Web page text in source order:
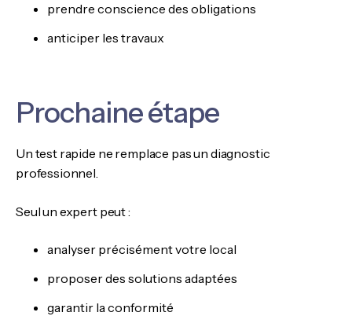
prendre conscience des obligations
anticiper les travaux
Prochaine étape
Un test rapide ne remplace pas un diagnostic
professionnel.
Seul un expert peut :
analyser précisément votre local
proposer des solutions adaptées
garantir la conformité